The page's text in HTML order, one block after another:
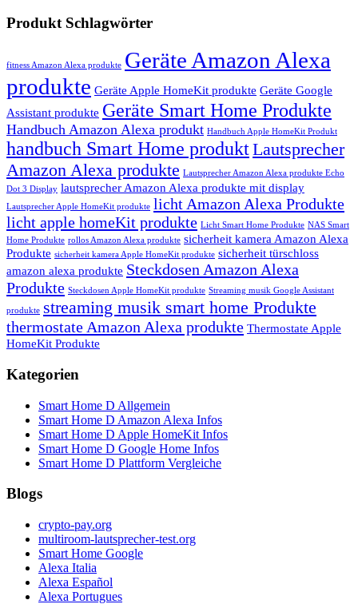
Produkt Schlagwörter
fitness Amazon Alexa produkte Geräte Amazon Alexa
produkte Geräte Apple HomeKit produkte Geräte Google
Assistant produkte Geräte Smart Home Produkte
Handbuch Amazon Alexa produkt Handbuch Apple HomeKit Produkt
handbuch Smart Home produktLautsprecher
Amazon Alexa produkte Lautsprecher Amazon Alexa produkte Echo
Dot 3 Display lautsprecher Amazon Alexa produkte mit display
Lautsprecher Apple HomeKit produkte licht Amazon Alexa Produkte
licht apple homeKit produkte Licht Smart Home Produkte NAS Smart
Home Produkte rollos Amazon Alexa produkte sicherheit kamera Amazon Alexa
Produkte sicherheit kamera Apple HomeKit produkte sicherheit türschloss
amazon alexa produkte Steckdosen Amazon Alexa
Produkte Steckdosen Apple HomeKit produkte Streaming musik Google Assistant
produkte streaming musik smart home Produkte
thermostate Amazon Alexa produkte Thermostate Apple
HomeKit Produkte
Kategorien
Smart Home D Allgemein
Smart Home D Amazon Alexa Infos
Smart Home D Apple HomeKit Infos
Smart Home D Google Home Infos
Smart Home D Plattform Vergleiche
Blogs
crypto-pay.org
multiroom-lautsprecher-test.org
Smart Home Google
Alexa Italia
Alexa Español
Alexa Portugues